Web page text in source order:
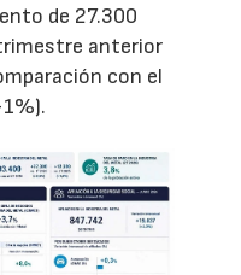
de 27.300
anterior
con el